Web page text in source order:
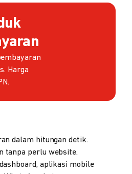
Harga
dalam hitungan detik.
tanpa perlu website.
aplikasi mobile